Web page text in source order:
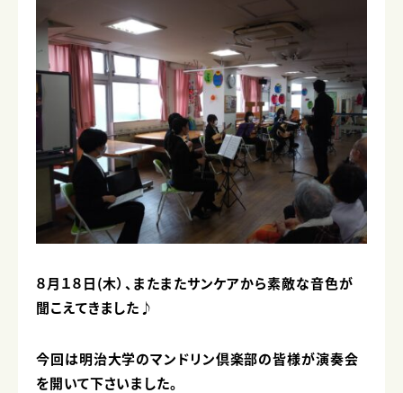
８月１８日(木）、またまたサンケアから素敵な音色が
聞こえてきました♪
今回は明治大学のマンドリン倶楽部の皆様が演奏会
を開いて下さいました。